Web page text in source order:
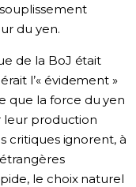
du yen.
de la BoJ était
l’« évidement »
que la force du yen
leur production
critiques ignorent, à
le choix naturel